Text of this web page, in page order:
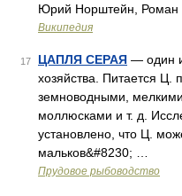
Юрий Норштейн, Роман
Википедия
17 ЦАПЛЯ СЕРАЯ — один
хозяйства. Питается Ц.
земноводными,
моллюсками и т. д.
установлено, что Ц.
мальков&#8230; …
Прудовое рыбоводство